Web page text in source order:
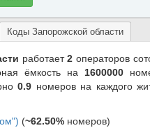
Коды Запорожской области
работает2 операторов
ёмкость на 1600000
0.9 номеров на каждого
(~62.50%номеров)